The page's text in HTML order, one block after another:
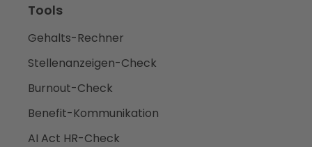
Tools
Gehalts-Rechner
Stellenanzeigen-Check
Burnout-Check
Benefit-Kommunikation
AI Act HR-Check